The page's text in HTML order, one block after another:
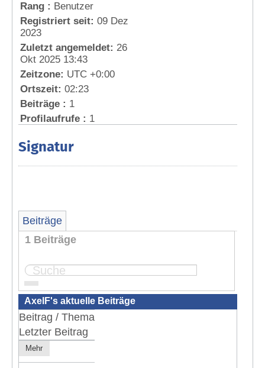
Rang : Benutzer
Registriert seit: 09 Dez
2023
Zuletzt angemeldet: 26
Okt 2025 13:43
Zeitzone: UTC +0:00
Ortszeit: 02:23
Beiträge : 1
Profilaufrufe : 1
Signatur
Beiträge
1 Beiträge
AxelF's aktuelle Beiträge
Beitrag / Thema
Letzter Beitrag
Mehr